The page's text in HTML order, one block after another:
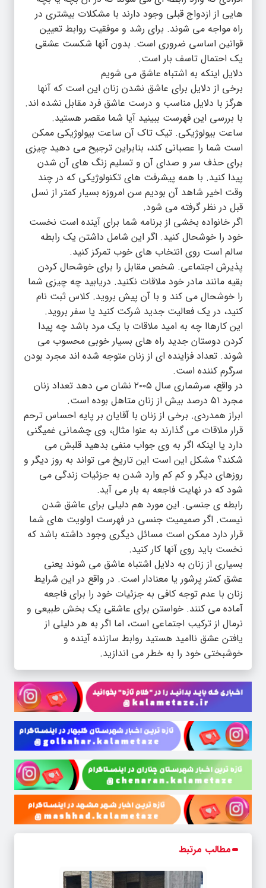
هایی از ازدواج قبلی وجود دارند با مشکلات بیشتری در
راه مواجه می شوند. برای رشد و موفقیت روابط تعیین
قوانین اساسی ضروری است. بدون آنها شکست عشقی
یک احتمال تاسف بار است.
دلایل اینکه به اشتباه عاشق می شویم
برخی از دلایل برای عاشق نشدن زنان این است که آنها
هرگز با دلایل مناسب و درست عاشق فرد مقابل نشده اند.
با بررسی این فهرست ببینید آیا شما مقصر هستید.
ساعت بیولوژیکی. تیک تاک آن ساعت بیولوژیکی ممکن
است شما را عصبانی کند، بنابراین ترجیح می دهید چیزی
برای حذف سر و صدای آن و تسلیم زنگ های آن شدن
پیدا کنید. با همه پیشرفت های تکنولوژیکی که در چند
وقت اخیر شاهد آن بودیم سن امروزه بسیار کمتر از نسل
قبل در نظر گرفته می شود.
اگر خانواده بخشی از برنامه شما برای آینده است نخست
خود را خوشحال کنید. اگر این شامل داشتن یک رابطه
سالم است روی انتخاب های خوب تمرکز کنید.
پذیرش اجتماعی. شخص مقابل را برای خوشحال کردن
بقیه مانند مادر خود ملاقات نکنید. دریابید چه چیزی شما
را خوشحال می کند و با آن پیش بروید. کلاس ثبت نام
کنید، در یک فعالیت جدید شرکت کنید یا سفر بروید.
این کارهاا چه به امید ملاقات با یک مرد باشد چه پیدا
کردن دوستان جدید راه های بسیار خوبی محسوب می
شوند. تعداد فزاینده ای از زنان متوجه شده اند مجرد بودن
سرگرم کننده است.
در واقع، سرشماری سال ۲۰۰۵ نشان می دهد تعداد زنان
مجرد ۵۱ درصد بیش از زنان متاهل بوده است.
ابراز همدردی. برخی از زنان با آقایان بر پایه احساس ترحم
قرار ملاقات می گذارند به عنوا مثال، وی چشمانی غمیگنی
دارد یا اینکه اگر به وی جواب منفی بدهید قلبش می
شکند؟ مشکل این است این تاریخ می تواند به روز دیگر و
روزهای دیگر و کم کم وارد شدن به جزئیات زندگی می
شود که در نهایت فاجعه به بار می آید.
رابطه ی جنسی. این مورد هم دلیلی برای عاشق شدن
نیست. اگر صمیمیت جنسی در فهرست اولویت های شما
قرار دارد ممکن است مسائل دیگری وجود داشته باشد که
نخست باید روی آنها کار کنید.
بسیاری از زنان به دلایل اشتباه عاشق می شوند یعنی
عشق کمتر پرشور یا معنادار است. در واقع در این شرایط
زنان با عدم توجه کافی به جزئیات خود را برای فاجعه
آماده می کنند. خواستن برای عاشقی یک بخش طبیعی و
نرمال از ترکیب اجتماعی است، اما اگر به هر دلیلی از
یافتن عشق ناامید هستید روابط سازنده آینده و
خوشبختی خود را به خطر می اندازید.
مطالب مرتبط